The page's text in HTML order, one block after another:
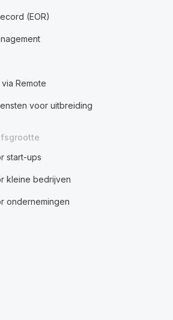
(EOR)
Remote
voor uitbreiding
start-ups
kleine bedrijven
ondernemingen